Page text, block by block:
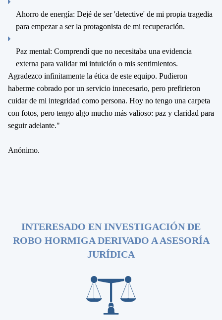
Ahorro de energía: Dejé de ser 'detective' de mi propia tragedia
para empezar a ser la protagonista de mi recuperación.
Paz mental: Comprendí que no necesitaba una evidencia
externa para validar mi intuición o mis sentimientos.
Agradezco infinitamente la ética de este equipo. Pudieron
haberme cobrado por un servicio innecesario, pero prefirieron
cuidar de mi integridad como persona. Hoy no tengo una carpeta
con fotos, pero tengo algo mucho más valioso: paz y claridad para
seguir adelante."
Anónimo.
INTERESADO EN INVESTIGACIÓN DE
ROBO HORMIGA DERIVADO A ASESORÍA
JURÍDICA